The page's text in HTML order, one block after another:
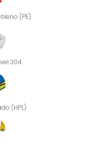
(PE)
304
(HPL)